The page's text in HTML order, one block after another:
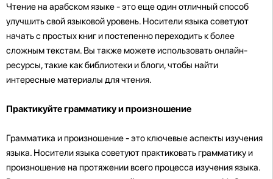
Чтение на арабском языке - это еще один отличный способ
улучшить свой языковой уровень. Носители языка советуют
начать с простых книг и постепенно переходить к более
сложным текстам. Вы также можете использовать онлайн-
ресурсы, такие как библиотеки и блоги, чтобы найти
интересные материалы для чтения.
Практикуйте грамматику и произношение
Грамматика и произношение - это ключевые аспекты изучения
языка. Носители языка советуют практиковать грамматику и
произношение на протяжении всего процесса изучения языка.